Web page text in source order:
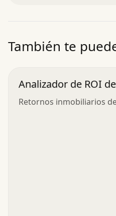
También te
Analizador de ROI
Retornos inmobiliarios